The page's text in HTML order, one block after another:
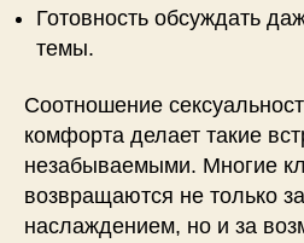
Готовность обсуждать
темы.
Соотношение
комфорта делает такие
незабываемыми. Многие
возвращаются не только
наслаждением, но и за